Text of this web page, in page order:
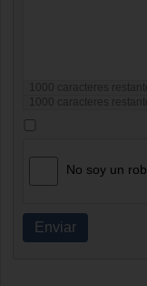
caracteres
caracteres
No soy un
Enviar